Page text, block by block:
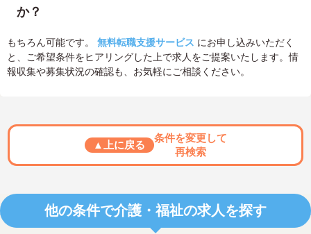
か？
もちろん可能です。 無料転職支援サービス にお申し込みいただく
と、ご希望条件をヒアリングした上で求人をご提案いたします。情
報収集や募集状況の確認も、お気軽にご相談ください。
▲上に戻る
条件を変更して
再検索
他の条件で介護・福祉の求人を探す